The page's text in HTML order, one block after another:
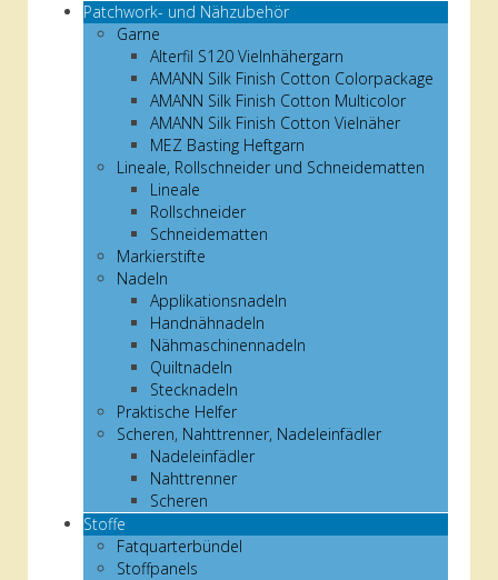
Patchwork- und Nähzubehör
Garne
Alterfil S120 Vielnhähergarn
AMANN Silk Finish Cotton Colorpackage
AMANN Silk Finish Cotton Multicolor
AMANN Silk Finish Cotton Vielnäher
MEZ Basting Heftgarn
Lineale, Rollschneider und Schneidematten
Lineale
Rollschneider
Schneidematten
Markierstifte
Nadeln
Applikationsnadeln
Handnähnadeln
Nähmaschinennadeln
Quiltnadeln
Stecknadeln
Praktische Helfer
Scheren, Nahttrenner, Nadeleinfädler
Nadeleinfädler
Nahttrenner
Scheren
Stoffe
Fatquarterbündel
Stoffpanels